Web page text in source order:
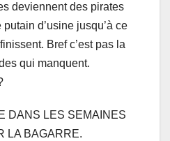
deviennent des pirates
d’usine jusqu’à ce
Bref c’est pas la
qui manquent.
DANS LES SEMAINES
LA BAGARRE.